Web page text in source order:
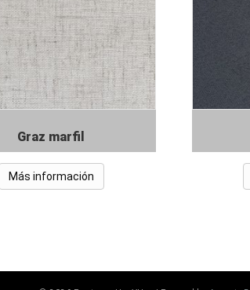
Graz marfil
Más información